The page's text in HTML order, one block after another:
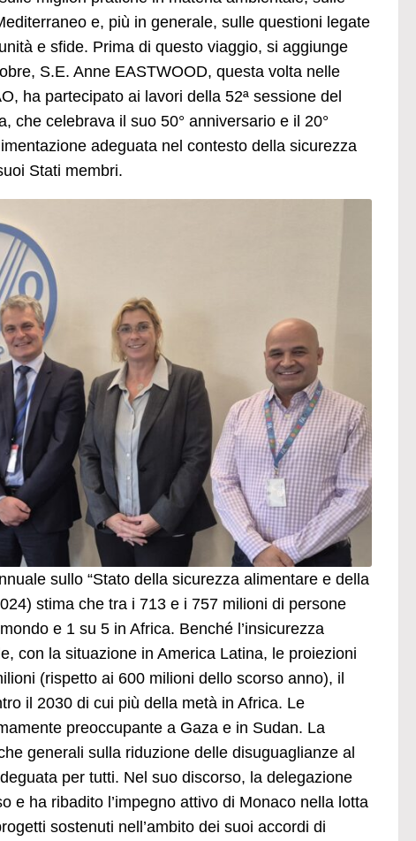
e, più in generale, sulle questioni legate
e sfide. Prima di questo viaggio, si aggiunge
S.E. Anne EASTWOOD, questa volta nelle
ha partecipato ai lavori della 52ª sessione del
che celebrava il suo 50° anniversario e il 20°
adeguata nel contesto della sicurezza
Stati membri.
sullo “Stato della sicurezza alimentare e della
stima che tra i 713 e i 757 milioni di persone
e 1 su 5 in Africa. Benché l’insicurezza
con la situazione in America Latina, le proiezioni
(rispetto ai 600 milioni dello scorso anno), il
il 2030 di cui più della metà in Africa. Le
preoccupante a Gaza e in Sudan. La
generali sulla riduzione delle disuguaglianze al
per tutti. Nel suo discorso, la delegazione
e ha ribadito l’impegno attivo di Monaco nella lotta
sostenuti nell’ambito dei suoi accordi di